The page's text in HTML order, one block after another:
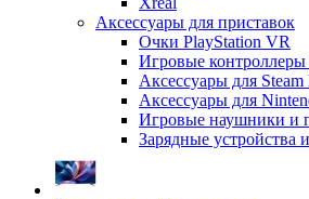
Аксессуары для приставок
Очки PlayStation VR
Игровые
Аксессуары для Steam
Аксессуары для
Игровые наушники и
Зарядные устройства